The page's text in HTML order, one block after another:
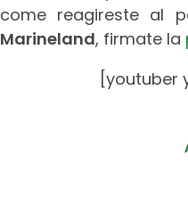
come reagireste al
Marineland, firmate la
[youtuber